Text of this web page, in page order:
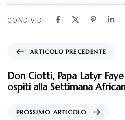
CONDIVIDI
ARTICOLO PRECEDENTE
Don Ciotti, Papa Latyr
ospiti alla Settimana
PROSSIMO ARTICOLO